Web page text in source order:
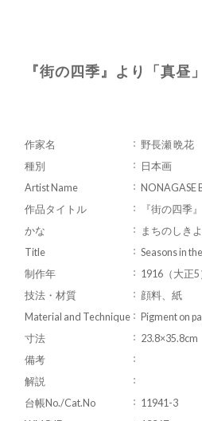
『街の四季』より「真昼」
作家名
野長瀬 晩花
種別
日本画
Artist Name
NONAGASE
作品タイトル
『街の四季
かな
まちのしき
Title
Seasons in
制作年
1916（大正5
技法・材質
顔料、紙
Material and Technique
Pigment on
寸法
23.8×35.8cm
備考
解説
台帳No./Cat.No
11941-3